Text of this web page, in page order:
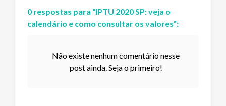
0 respostas para “IPTU 2020 SP: veja o
calendário e como consultar os valores”:
Não existe nenhum comentário nesse
post ainda. Seja o primeiro!